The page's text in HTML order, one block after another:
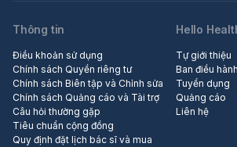
Thông tin
Điều khoản sử dụng
Chính sách Quyền riêng tư
Chính sách Biên tập và Chỉnh sửa
Chính sách Quảng cáo và Tài trợ
Câu hỏi thường gặp
Tiêu chuẩn cộng đồng
Quy định đặt lịch bác sĩ và mua
Hello
Tự giới thiệu
Ban điều hành
Tuyển dụng
Quảng cáo
Liên hệ